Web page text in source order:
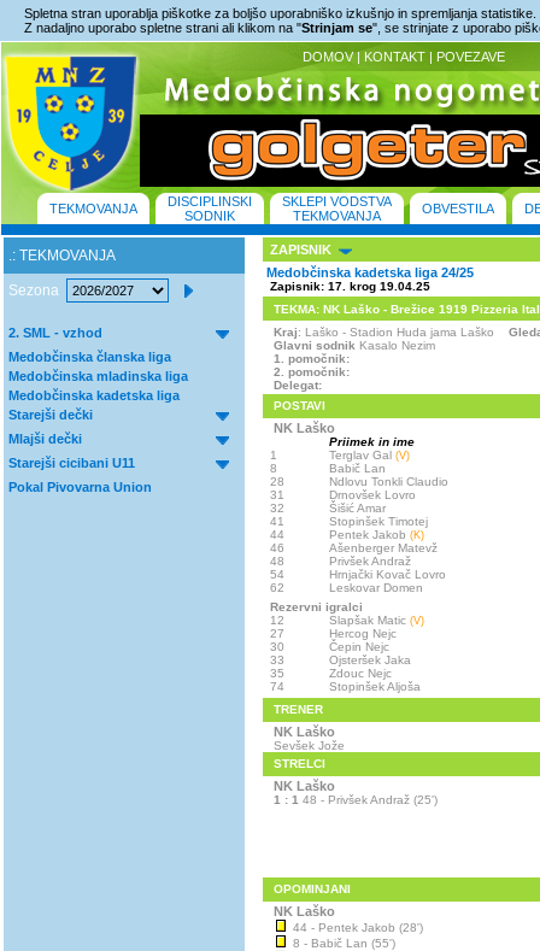
Spletna stran uporablja piškotke za boljšo uporabniško izkušnjo in spremljanja statistike.
Z nadaljno uporabo spletne strani ali klikom na "Strinjam se", se strinjate z uporabo
DOMOV | KONTAKT | POVEZAVE
TEKMOVANJA
DISCIPLINSKI
SODNIK
SKLEPI VODSTVA
TEKMOVANJA
OBVESTILA
.: TEKMOVANJA
Sezona
2. SML - vzhod
Medobčinska članska liga
Medobčinska mladinska liga
Medobčinska kadetska liga
Starejši dečki
Mlajši dečki
Starejši cicibani U11
Pokal Pivovarna Union
ZAPISNIK
Medobčinska kadetska liga 24/25
Zapisnik: 17. krog 19.04.25
TEKMA: NK Laško - Brežice 1919 Pizzeria
Kraj: Laško - Stadion Huda jama Laško
Glavni sodnik Kasalo Nezim
1. pomočnik:
2. pomočnik:
Delegat:
POSTAVI
NK Laško
Priimek in ime
1
Terglav Gal (V)
8
Babič Lan
28
Ndlovu Tonkli Claudio
31
Drnovšek Lovro
32
Šišić Amar
41
Stopinšek Timotej
44
Pentek Jakob (K)
46
Ašenberger Matevž
48
Privšek Andraž
54
Hrnjački Kovač Lovro
62
Leskovar Domen
Rezervni igralci
12
Slapšak Matic (V)
27
Hercog Nejc
30
Čepin Nejc
33
Ojsteršek Jaka
35
Zdouc Nejc
74
Stopinšek Aljoša
TRENER
NK Laško
Sevšek Jože
STRELCI
NK Laško
1 : 1 48 - Privšek Andraž (25')
OPOMINJANI
NK Laško
44 - Pentek Jakob (28')
8 - Babič Lan (55')